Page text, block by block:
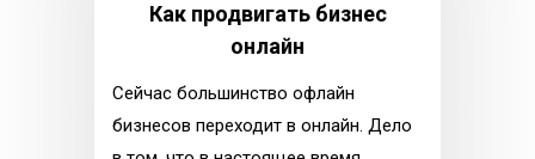
Как продвигать бизнес
онлайн
Сейчас большинство офлайн
бизнесов переходит в онлайн. Дело